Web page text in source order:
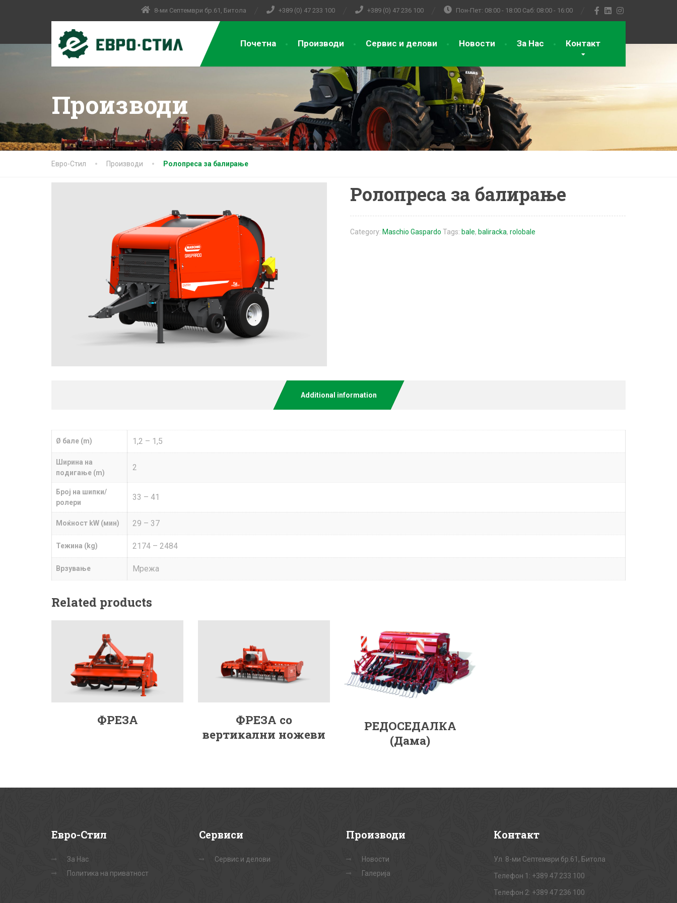
8-ми Септември бр.61, Битола +389 (0) 47 233 100 +389 (0) 47 236 100 Пон-Пет: 08:00 - 18:00 Саб: 08:00 - 16:00
Почетна Производи Сервис и делови Новости За Нас Контакт
Производи
Евро-Стил Производи Ролопреса за балирање
Ролопреса за балирање
Category: Maschio Gaspardo Tags: bale, baliracka, rolobale
Additional information
Ø бале (m) 1,2 – 1,5
Ширина на
подигање (m)
2
Број на шипки/
ролери
33 – 41
Моќност kW (мин) 29 – 37
Teжина (kg) 2174 – 2484
Врзување Мрежа
Related products
ФРЕЗА
ФРЕЗА со
вертикални ножеви
РЕДОСЕДАЛКА
(Дама)
Евро-Стил
За Нас
Политика на приватност
Сервиси
Сервис и делови
Производи
Новости
Галерија
Контакт
Ул. 8-ми Септември бр.61, Битола
Телефон 1: +389 47 233 100
Телефон 2: +389 47 236 100